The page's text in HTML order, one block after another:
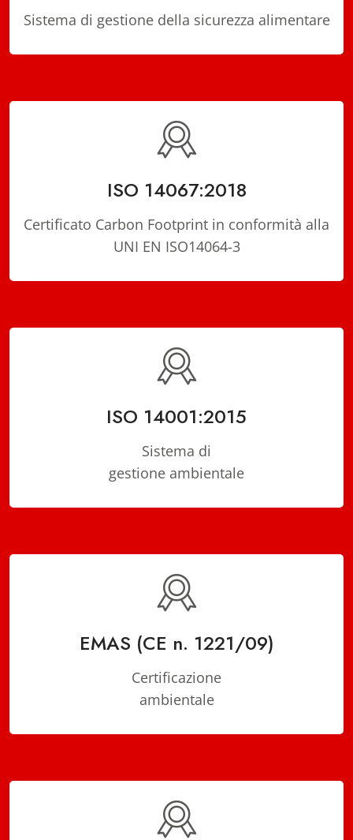
Sistema di gestione della sicurezza alimentare
ISO 14067:2018
Certificato Carbon Footprint in conformità alla
UNI EN ISO14064-3
ISO 14001:2015
Sistema di
gestione ambientale
EMAS (CE n. 1221/09)
Certificazione
ambientale